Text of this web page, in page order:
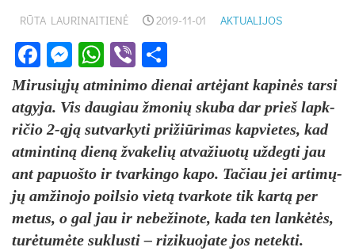
RŪTA LAURINAITIENĖ 2019-11-01 AKTUALIJOS
Facebook
Messenger
WhatsApp
Viber
Mi­ru­sių­jų at­mi­ni­mo die­nai ar­tė­jant ka­pi­nės tar­si
at­gy­ja. Vis dau­giau žmo­nių sku­ba dar prieš lapk­
ri­čio 2-ąją su­tvar­ky­ti pri­žiū­ri­mas kap­vie­tes, kad
at­min­ti­ną die­ną žva­ke­lių at­va­žiuo­tų už­deg­ti jau
ant pa­puoš­to ir tvar­kin­go ka­po. Ta­čiau jei ar­ti­mų­
jų am­ži­no­jo poil­sio vie­tą tvar­ko­te tik kar­tą per
me­tus, o gal jau ir ne­be­ži­no­te, ka­da ten lan­kė­tės,
tu­rė­tu­mė­te su­klus­ti – ri­zi­kuo­ja­te jos ne­tek­ti.